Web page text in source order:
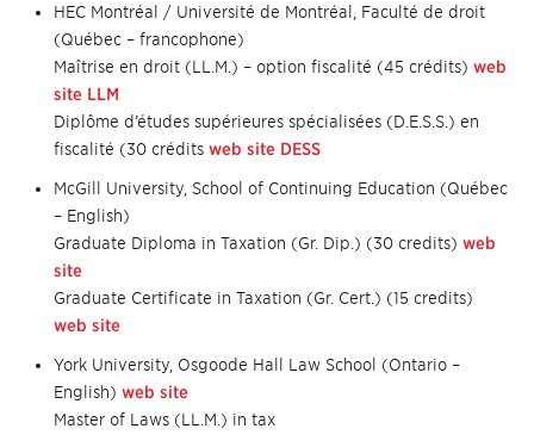
HEC Montréal / Université de Montréal, Faculté de droit
(Québec – francophone)
Maîtrise en droit (LL.M.) – option fiscalité (45 crédits) web
site LLM
Diplôme d’études supérieures spécialisées (D.E.S.S.) en
fiscalité (30 crédits web site DESS
McGill University, School of Continuing Education (Québec
– English)
Graduate Diploma in Taxation (Gr. Dip.) (30 credits) web
site
Graduate Certificate in Taxation (Gr. Cert.) (15 credits)
web site
York University, Osgoode Hall Law School (Ontario –
English) web site
Master of Laws (LL.M.) in tax